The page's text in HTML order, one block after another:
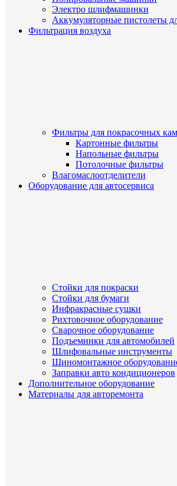
Электро шлифмашинки
Аккумуляторные пистолеты
Фильтрация воздуха
Фильтры для покрасочных
Картонные фильтры
Напольные фильтры
Потолочные фильтры
Влагомаслоотделители
Оборудование для автосервиса
Стойки для покраски
Стойки для бумаги
Инфракрасные сушки
Рихтовочное оборудование
Сварочное оборудование
Подъемники для автомобилей
Шлифовальные инструменты
Шиномонтажное
Заправки авто кондиционеров
Дополнительное оборудование
Материалы для авторемонта